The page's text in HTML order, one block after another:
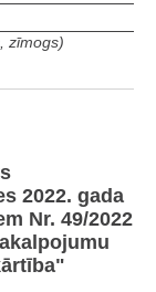
zīmogs)
2022. gada
Nr. 49/2022